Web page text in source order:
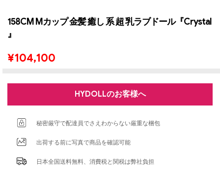
158CM Mカップ 金髪 癒し 系 超 乳ラブドール『Crystal
』
¥104,100
HYDOLLのお客様へ
秘密厳守で配達員でさえわからない厳重な梱包
出荷する前に写真で商品を確認可能
日本全国送料無料、消費税と関税は弊社負担